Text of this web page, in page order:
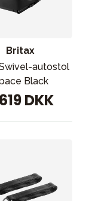
Britax
autostol
Black
DKK